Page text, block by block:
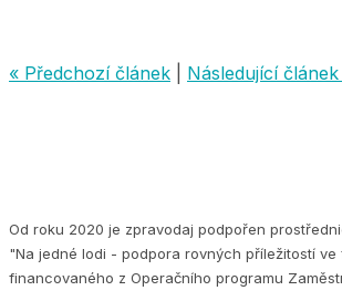
« Předchozí článek Následující
Od roku 2020 je zpravodaj podpořen
"Na jedné lodi - podpora rovných příležitostí ve
financovaného z Operačního programu